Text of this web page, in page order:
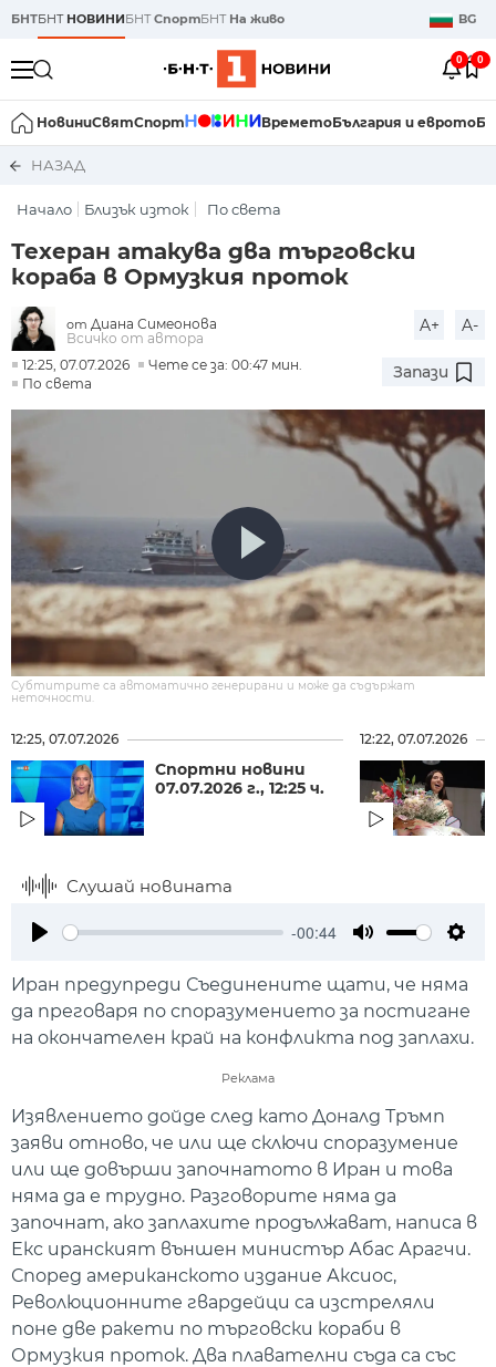
БНТБНТ НОВИНИБНТСпортБНТ На живо BG
0 0
НовиниСвятСпорт ВреметоБългария и еврото
НАЗАД
Начало Близък изток По света
Техеран атакува два търговски
кораба в Ормузкия проток
от Диана Симеонова
Всичко от автора
A+ A-
12:25, 07.07.2026
Чете се за: 00:47 мин.
По света
Запази
Субтитрите са автоматично генерирани и може да съдържат
неточности.
12:25, 07.07.2026
Спортни новини
07.07.2026 г., 12:25 ч.
12:22, 07.07.2026
Слушай новината
-00:44
Иран предупреди Съединените щати, че няма
да преговаря по споразумението за постигане
на окончателен край на конфликта под заплахи.
Реклама
Изявлението дойде след като Доналд Тръмп
заяви отново, че или ще сключи споразумение
или ще довърши започнатото в Иран и това
няма да е трудно. Разговорите няма да
започнат, ако заплахите продължават, написа в
Екс иранският външен министър Абас Арагчи.
Според американското издание Аксиос,
Революционните гвардейци са изстреляли
поне две ракети по търговски кораби в
Ормузкия проток. Два плавателни съда са със